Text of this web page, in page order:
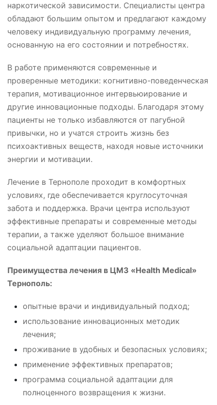
наркотической зависимости. Специалисты центра
обладают большим опытом и предлагают каждому
человеку индивидуальную программу лечения,
основанную на его состоянии и потребностях.
В работе применяются современные и
проверенные методики: когнитивно-поведенческая
терапия, мотивационное интервьюирование и
другие инновационные подходы. Благодаря этому
пациенты не только избавляются от пагубной
привычки, но и учатся строить жизнь без
психоактивных веществ, находя новые источники
энергии и мотивации.
Лечение в Тернополе проходит в комфортных
условиях, где обеспечивается круглосуточная
забота и поддержка. Врачи центра используют
эффективные препараты и современные методы
терапии, а также уделяют большое внимание
социальной адаптации пациентов.
Преимущества лечения в ЦМЗ «Health Medical»
Тернополь:
опытные врачи и индивидуальный подход;
использование инновационных методик
лечения;
проживание в удобных и безопасных условиях;
применение эффективных препаратов;
программа социальной адаптации для
полноценного возвращения к жизни.